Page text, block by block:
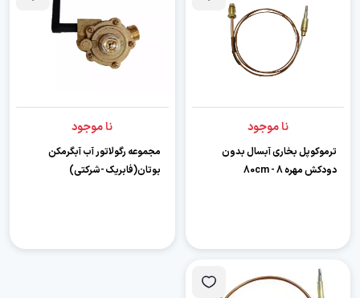
نا موجود
ترموکوپل بخاری آبسال بدون
دودکش مهره 8 - 80cm
نا موجود
مجموعه رگولاتور آب آبگرمکن
بوتان(فابریک -شرکتی)